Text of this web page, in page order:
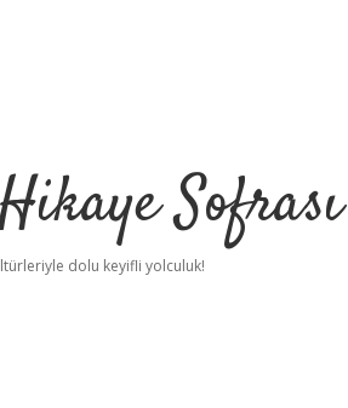
Sofrası
dolu keyifli yolculuk!